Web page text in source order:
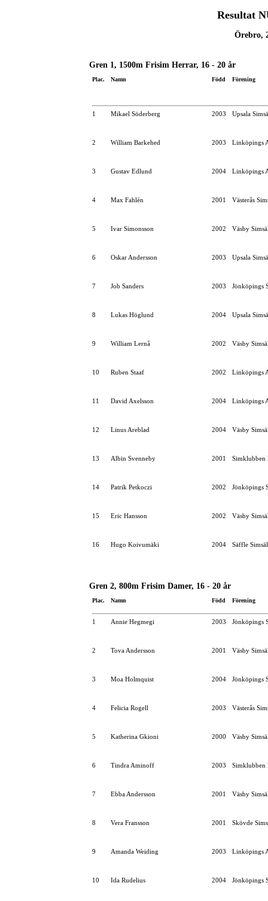
Resultat
Örebro,
Gren 1, 1500m Frisim Herrar, 16 - 20 år
Plac. Namn Född Förening
1 Mikael Söderberg 2003 Upsala
2 William Barkehed 2003 Linköpings
3 Gustav Edlund 2004 Linköpings
4 Max Fahlén 2001 Västerås
5 Ivar Simonsson 2002 Väsby
6 Oskar Andersson 2003 Upsala
7 Job Sanders 2003 Jönköpings
8 Lukas Höglund 2004 Upsala
9 William Lernå 2002 Väsby
10 Ruben Staaf 2002 Linköpings
11 David Axelsson 2004 Linköpings
12 Linus Areblad 2004 Väsby
13 Albin Svenneby 2001 Simklubben
14 Patrik Petkoczi 2002 Jönköpings
15 Eric Hansson 2002 Väsby
16 Hugo Koivumäki 2004 Säffle
Gren 2, 800m Frisim Damer, 16 - 20 år
Plac. Namn Född Förening
1 Annie Hegmegi 2003 Jönköpings
2 Tova Andersson 2001 Väsby
3 Moa Holmquist 2004 Jönköpings
4 Felicia Rogell 2003 Västerås
5 Katherina Gkioni 2000 Väsby
6 Tindra Aminoff 2003 Simklubben
7 Ebba Andersson 2001 Väsby
8 Vera Fransson 2001 Skövde
9 Amanda Weiding 2003 Linköpings
10 Ida Rudelius 2004 Jönköpings